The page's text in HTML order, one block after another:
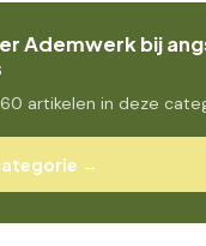
Ademwerk bij
artikelen in deze
→